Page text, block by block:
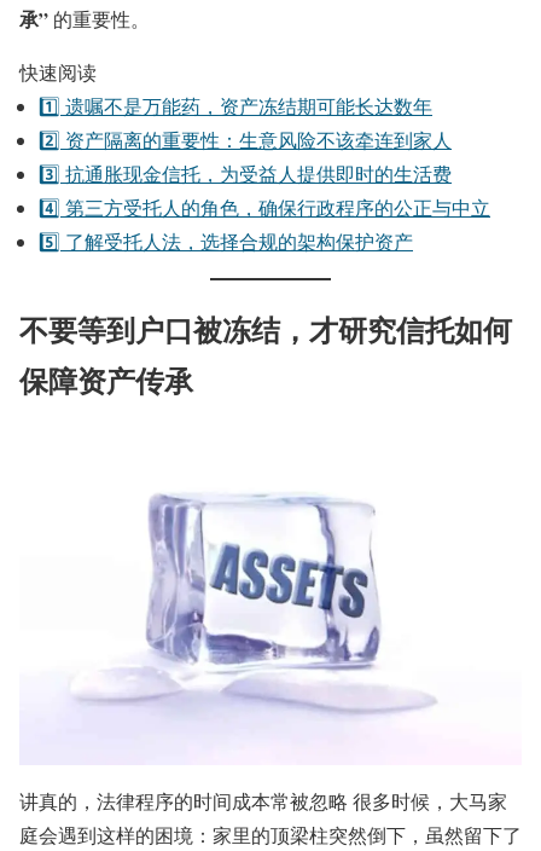
承” 的重要性。
快速阅读
1️⃣ 遗嘱不是万能药，资产冻结期可能长达数年
2️⃣ 资产隔离的重要性：生意风险不该牵连到家人
3️⃣ 抗通胀现金信托，为受益人提供即时的生活费
4️⃣ 第三方受托人的角色，确保行政程序的公正与中立
5️⃣ 了解受托人法，选择合规的架构保护资产
不要等到户口被冻结，才研究信托如何
保障资产传承
讲真的，法律程序的时间成本常被忽略 很多时候，大马家
庭会遇到这样的困境：家里的顶梁柱突然倒下，虽然留下了